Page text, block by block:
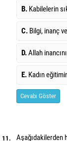
B. Kabilelerin
C. Bilgi, inanç
D.Allah
E. Kadın
Cevabı Göster
11.
Aşağıdakilerden